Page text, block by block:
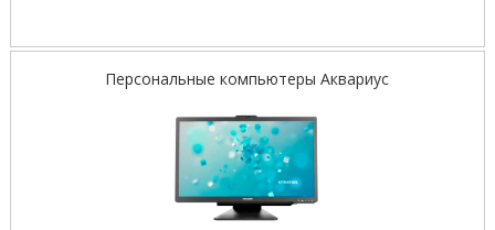
Персональные компьютеры Аквариус